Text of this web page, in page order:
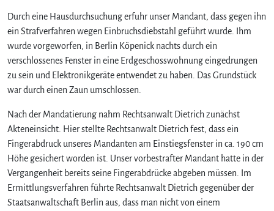
Durch eine Hausdurchsuchung erfuhr unser Mandant, dass gegen ihn
ein Strafverfahren wegen Einbruchsdiebstahl geführt wurde. Ihm
wurde vorgeworfen, in Berlin Köpenick nachts durch ein
verschlossenes Fenster in eine Erdgeschosswohnung eingedrungen
zu sein und Elektronikgeräte entwendet zu haben. Das Grundstück
war durch einen Zaun umschlossen.
Nach der Mandatierung nahm Rechtsanwalt Dietrich zunächst
Akteneinsicht. Hier stellte Rechtsanwalt Dietrich fest, dass ein
Fingerabdruck unseres Mandanten am Einstiegsfenster in ca. 190 cm
Höhe gesichert worden ist. Unser vorbestrafter Mandant hatte in der
Vergangenheit bereits seine Fingerabdrücke abgeben müssen. Im
Ermittlungsverfahren führte Rechtsanwalt Dietrich gegenüber der
Staatsanwaltschaft Berlin aus, dass man nicht von einem